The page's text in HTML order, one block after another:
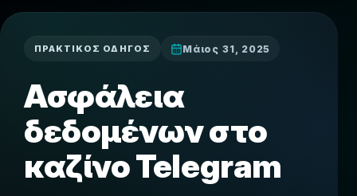
ΠΡΑΚΤΙΚΌΣ ΟΔΗΓΌΣ Μάιος 31, 2025
Ασφάλεια
δεδομένων στο
καζίνο Telegram